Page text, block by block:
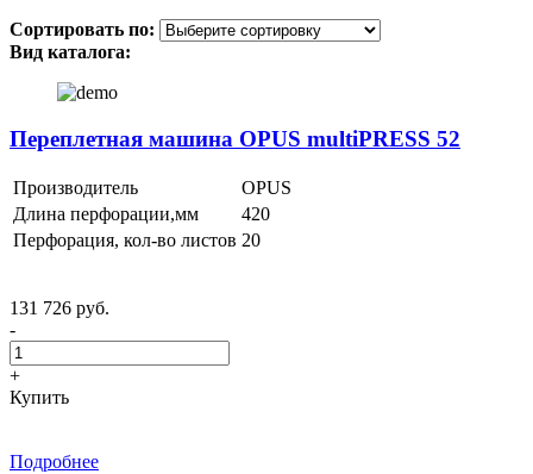
Сортировать по:
Вид каталога:
Переплетная машина OPUS multiPRESS 52
Производитель
OPUS
Длина перфорации,мм
420
Перфорация, кол-во листов 20
131 726 руб.
-
+
Купить
Подробнее